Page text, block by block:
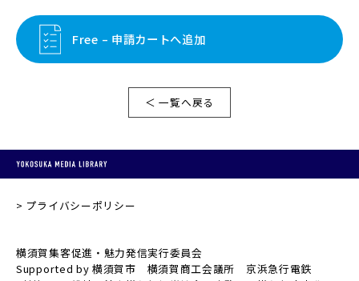
Free – 申請カートへ追加
＜ 一覧へ戻る
プライバシーポリシー
横須賀集客促進・魅力発信実行委員会
Supported by 横須賀市 横須賀商工会議所 京浜急行電鉄